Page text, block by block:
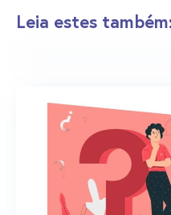
Leia estes também: